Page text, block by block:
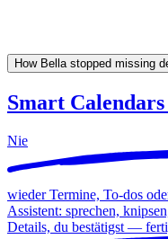
How Bella stopped missing
Smart
Nie
wieder Termine, To-dos
Assistent: sprechen,
Details, du bestätigst —